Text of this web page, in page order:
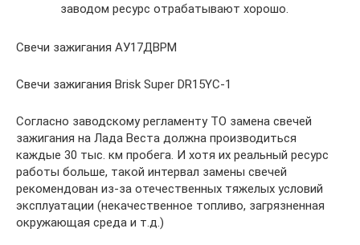
заводом ресурс отрабатывают хорошо.
Свечи зажигания АУ17ДВРМ
Свечи зажигания Brisk Super DR15YC-1
Согласно заводскому регламенту ТО замена свечей
зажигания на Лада Веста должна производиться
каждые 30 тыс. км пробега. И хотя их реальный ресурс
работы больше, такой интервал замены свечей
рекомендован из-за отечественных тяжелых условий
эксплуатации (некачественное топливо, загрязненная
окружающая среда и т.д.)